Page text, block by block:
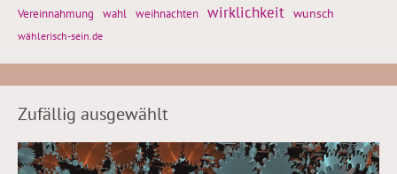
Vereinnahmung wahl weihnachten wirklichkeit wunsch
wählerisch-sein.de
Zufällig ausgewählt